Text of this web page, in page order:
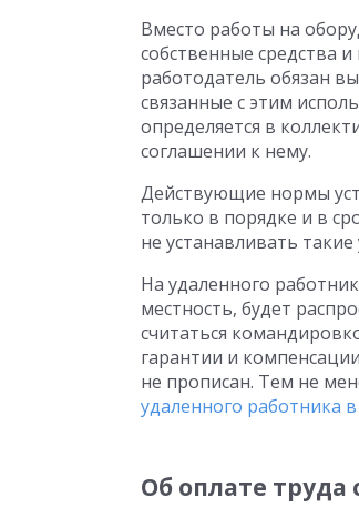
Вместо работы на
собственные средства
работодатель обязан
связанные с этим
определяется в
соглашении к нему.
Действующие нормы
только в порядке и в
не устанавливать такие
На удаленного
местность, будет
считаться
гарантии и
не прописан. Тем не
удаленного работника
Об оплате труда